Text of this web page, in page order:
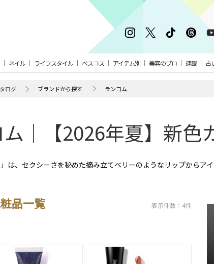
ネイル ライフスタイル ベスコス アイテム別 美容のプロ 連載 占
ログ ブランドから探す ランコム
ム｜【2026年夏】新色
は、セクシーさを秘めた摘み立てベリーのようなリップからア
品一覧 表示件数：4件